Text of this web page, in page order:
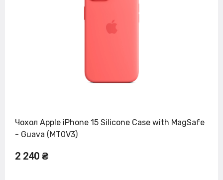
Чохол Apple iPhone 15 Silicone Case with MagSafe
- Guava (MT0V3)
2 240 ₴